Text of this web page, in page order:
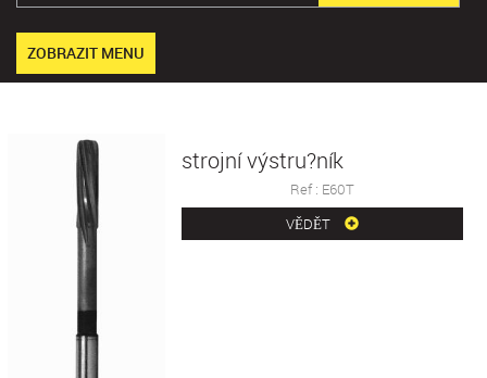
ZOBRAZIT MENU
strojní výstru?ník
Ref : E60T
VĚDĚT